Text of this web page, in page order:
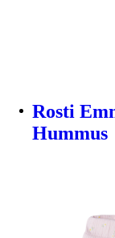
Rosti
Hummus